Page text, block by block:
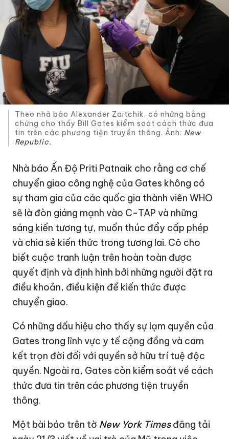
Theo nhà báo Alexander Zaitchik, có những bằng
chứng cho thấy Bill Gates kiểm soát cách thức đưa
tin trên các phương tiện truyền thông. Ảnh: New
Republic.
Nhà báo Ấn Độ Priti Patnaik cho rằng cơ chế
chuyển giao công nghệ của Gates không có
sự tham gia của các quốc gia thành viên WHO
sẽ là đòn giáng mạnh vào C-TAP và những
sáng kiến tương tự, muốn thúc đẩy cấp phép
và chia sẻ kiến thức trong tương lai. Cô cho
biết cuộc tranh luận trên hoàn toàn được
quyết định và định hình bởi những người đặt ra
điều khoản, điều kiện để kiến thức được
chuyển giao.
Có những dấu hiệu cho thấy sự lạm quyền của
Gates trong lĩnh vực y tế cộng đồng và cam
kết trọn đời đối với quyền sở hữu trí tuệ độc
quyền. Ngoài ra, Gates còn kiểm soát về cách
thức đưa tin trên các phương tiện truyền
thông.
Một bài báo trên tờ New York Timesđăng tải